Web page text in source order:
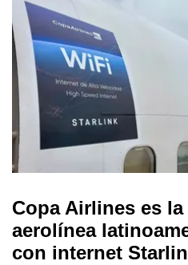
Copa Airlines es
aerolínea
con internet